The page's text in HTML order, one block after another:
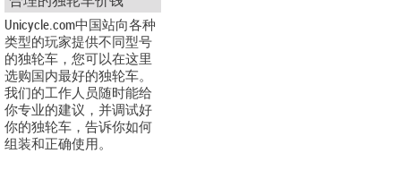
Unicycle.com中国站向各种
类型的玩家提供不同型号
的独轮车，您可以在这里
选购国内最好的独轮车。
我们的工作人员随时能给
你专业的建议，并调试好
你的独轮车，告诉你如何
组装和正确使用。